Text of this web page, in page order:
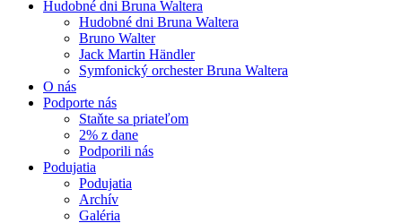
Hudobné dni Bruna Waltera
Hudobné dni Bruna Waltera
Bruno Walter
Jack Martin Händler
Symfonický orchester Bruna Waltera
O nás
Podporte nás
Staňte sa priateľom
2% z dane
Podporili nás
Podujatia
Podujatia
Archív
Galéria